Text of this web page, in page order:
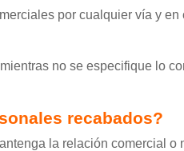
por cualquier vía y
no se especifique lo
recabados?
la relación comercial